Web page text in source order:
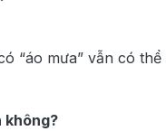
“áo mưa” vẫn có
không?